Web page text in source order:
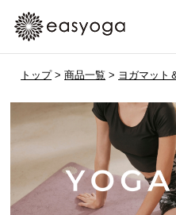
トップ>商品一覧 > ヨガマット